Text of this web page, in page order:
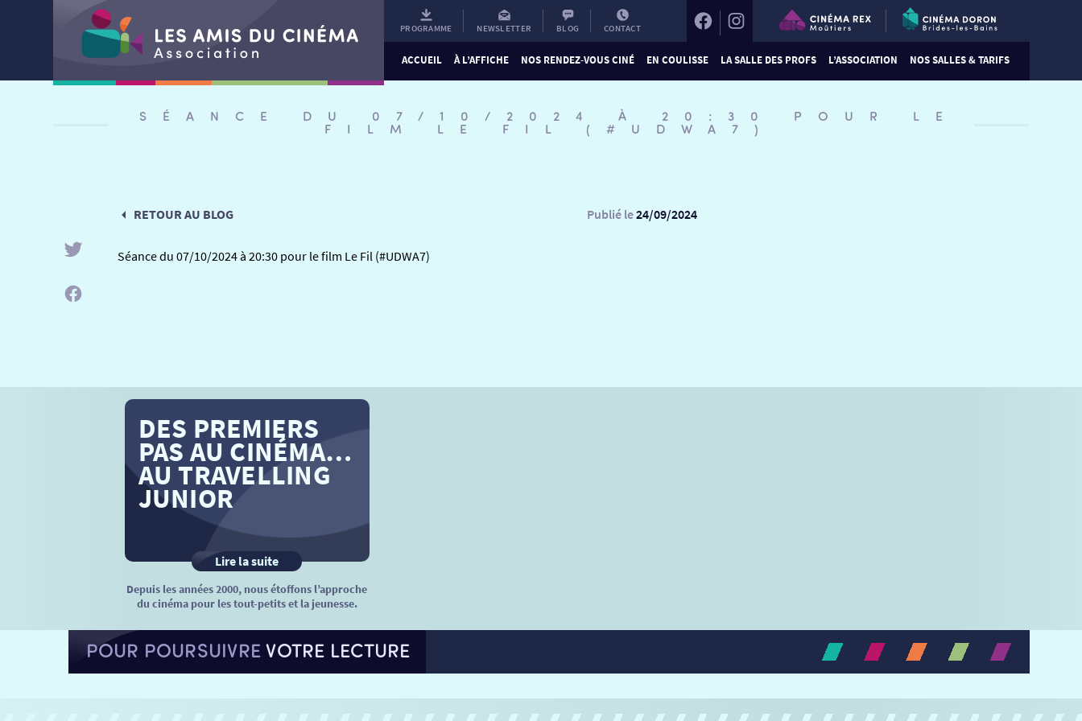
PROGRAMME NEWSLETTER BLOG CONTACT
ACCUEIL À L’AFFICHE NOS RENDEZ-VOUS CINÉ EN COULISSE LA SALLE DES PROFS L’ASSOCIATION NOS SALLES & TARIFS
SÉANCE DU 07/10/2024 À 20:30 POUR LE
FILM LE FIL (#UDWA7)
RETOUR AU BLOG Publié le24/09/2024
Séance du 07/10/2024 à 20:30 pour le film Le Fil (#UDWA7)
DES PREMIERS
PAS AU CINÉMA…
AU TRAVELLING
JUNIOR
Lire la suite
Depuis les années 2000, nous étoffons l’approche
du cinéma pour les tout-petits et la jeunesse.
POUR POURSUIVREVOTRE LECTURE